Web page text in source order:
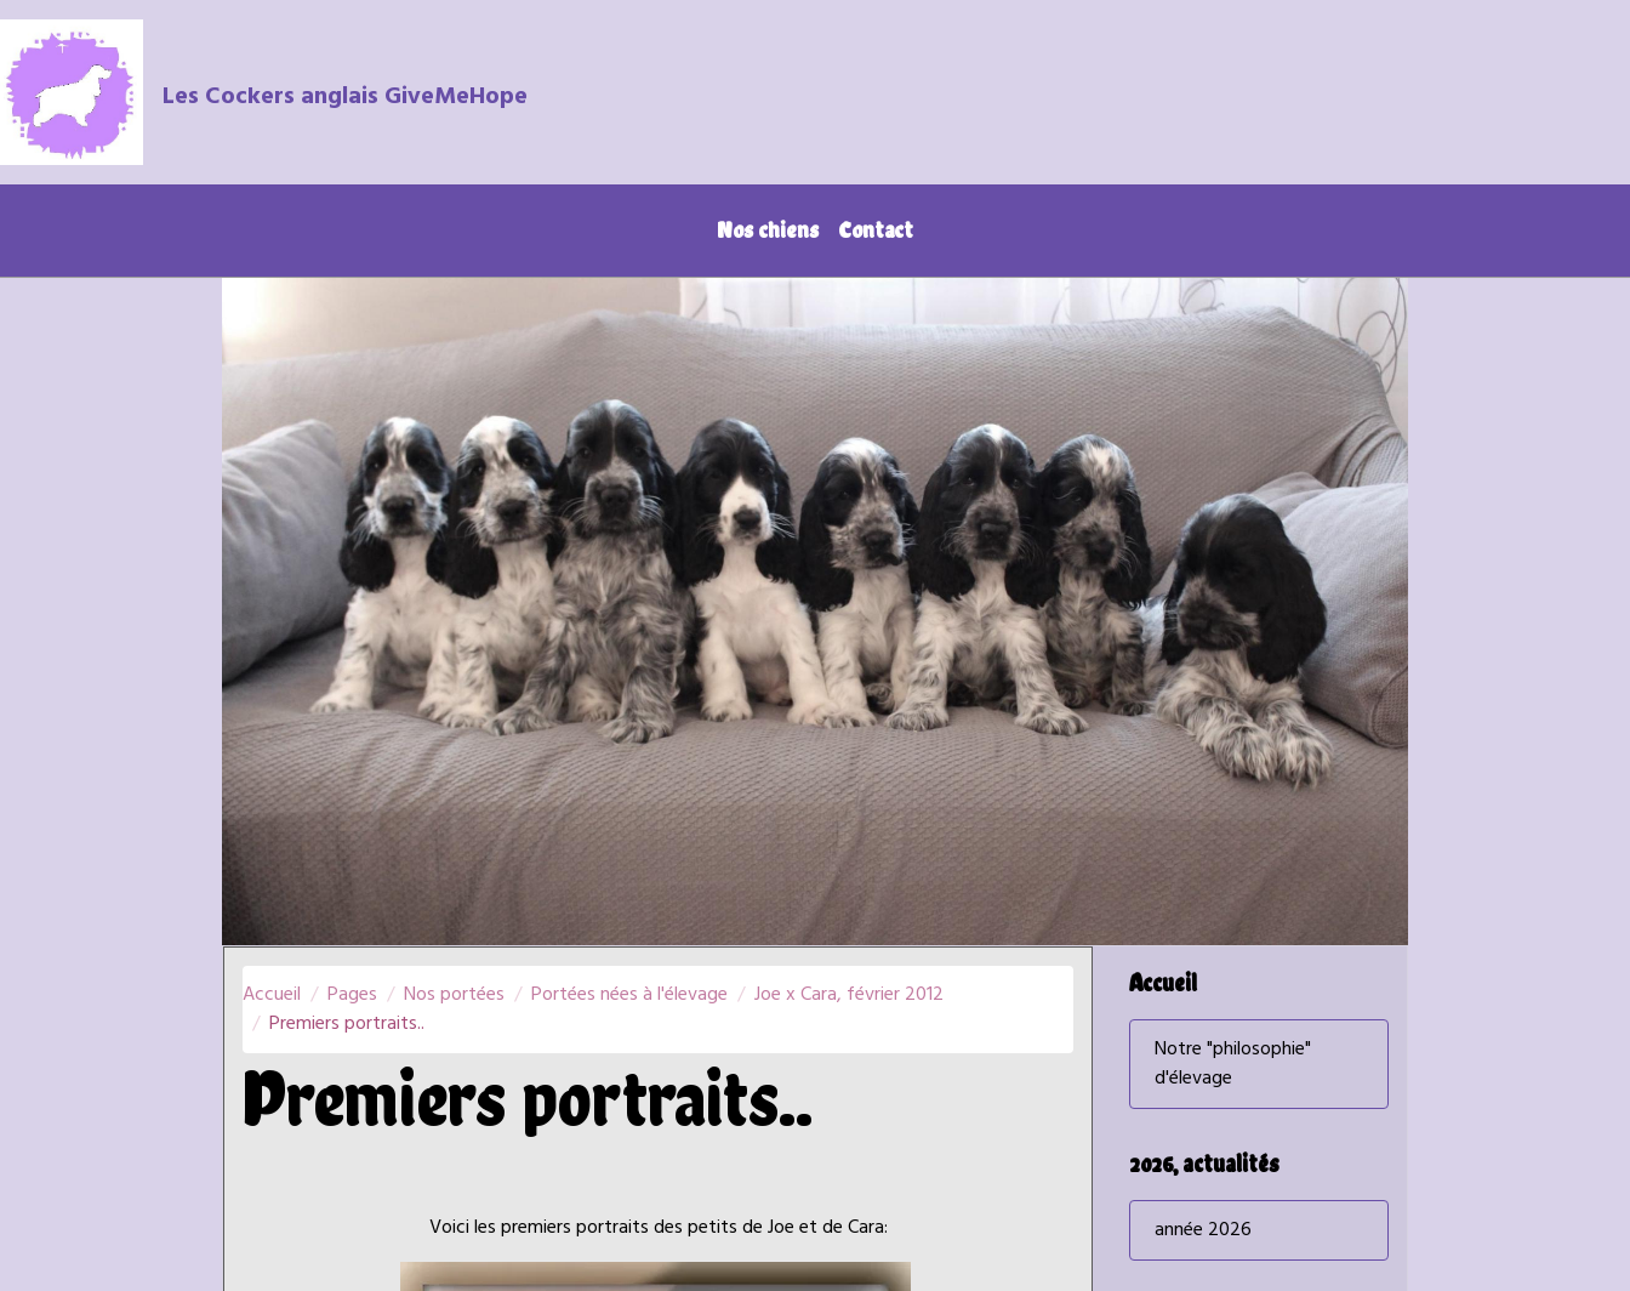
Les Cockers anglais GiveMeHope
Nos chiens Contact
Accueil Pages Nos portées Portées nées à l'élevage
Joe x Cara, février 2012
Premiers portraits..
Premiers portraits..
Voici les premiers portraits des petits de Joe et de Cara:
Accueil
Notre "philosophie"
d'élevage
2026, actualités
année 2026